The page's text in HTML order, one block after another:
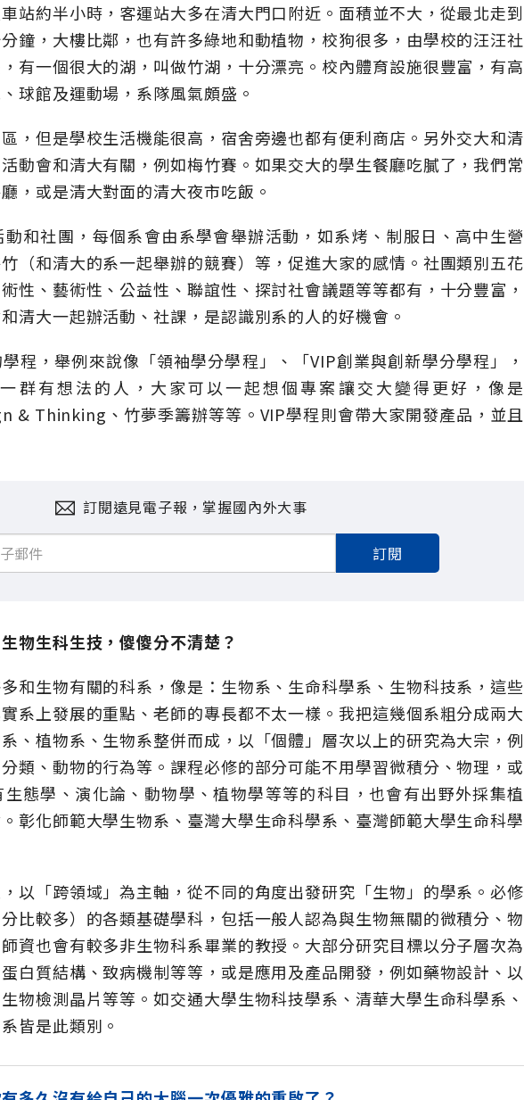
站約半小時，客運站大多在清大門口附近。面積並不大，從最北走到
鐘，大樓比鄰，也有許多綠地和動植物，校狗很多，由學校的汪汪社
有一個很大的湖，叫做竹湖，十分漂亮。校內體育設施很豐富，有高
球館及運動場，系隊風氣頗盛。
，但是學校生活機能很高，宿舍旁邊也都有便利商店。另外交大和清
動會和清大有關，例如梅竹賽。如果交大的學生餐廳吃膩了，我們常
，或是清大對面的清大夜市吃飯。
和社團，每個系會由系學會舉辦活動，如系烤、制服日、高中生營
（和清大的系一起舉辦的競賽）等，促進大家的感情。社團類別五花
性、藝術性、公益性、聯誼性、探討社會議題等等都有，十分豐富，
清大一起辦活動、社課，是認識別系的人的好機會。
程，舉例來說像「領袖學分學程」、「VIP創業與創新學分學程」，
群有想法的人，大家可以一起想個專案讓交大變得更好，像是
& Thinking、竹夢季籌辦等等。VIP學程則會帶大家開發產品，並且
訂閱遠見電子報，掌握國內外大事
訂閱
物生科生技，傻傻分不清楚？
和生物有關的科系，像是：生物系、生命科學系、生物科技系，這些
系上發展的重點、老師的專長都不太一樣。我把這幾個系粗分成兩大
、植物系、生物系整併而成，以「個體」層次以上的研究為大宗，例
類、動物的行為等。課程必修的部分可能不用學習微積分、物理，或
態學、演化論、動物學、植物學等等的科目，也會有出野外採集植
彰化師範大學生物系、臺灣大學生命科學系、臺灣師範大學生命科學
以「跨領域」為主軸，從不同的角度出發研究「生物」的學系。必修
比較多）的各類基礎學科，包括一般人認為與生物無關的微積分、物
資也會有較多非生物科系畢業的教授。大部分研究目標以分子層次為
白質結構、致病機制等等，或是應用及產品開發，例如藥物設計、以
物檢測晶片等等。如交通大學生物科技學系、清華大學生命科學系、
皆是此類別。